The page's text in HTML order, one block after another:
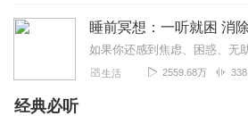
生活 2559.68万 338
经典必听